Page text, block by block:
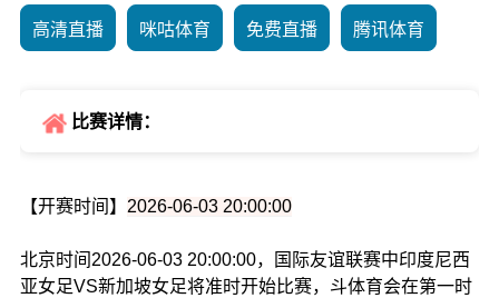
高清直播 咪咕体育 免费直播 腾讯体育
比赛详情：
【开赛时间】 2026-06-03 20:00:00
北京时间2026-06-03 20:00:00，国际友谊联赛中印度尼西
亚女足VS新加坡女足将准时开始比赛，斗体育会在第一时